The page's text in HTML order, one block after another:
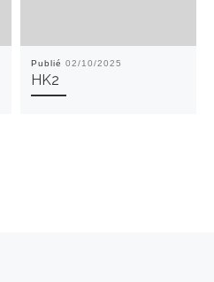
Publié 02/10/2025
HK2